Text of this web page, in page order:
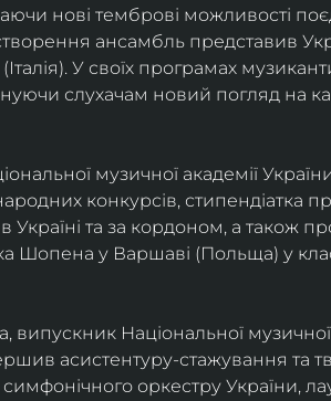
нові темброві можливості
ансамбль представив
У своїх програмах
слухачам новий погляд на
музичної академії
конкурсів, стипендіатка
Україні та за кордоном, а також
Шопена у Варшаві (Польща) у
випускник Національної музичної
асистентуру-стажування та
оркестру України,